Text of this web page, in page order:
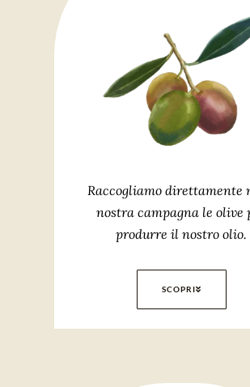
Raccogliamo direttamente
nostra campagna le olive
produrre il nostro olio.
SCOPRI